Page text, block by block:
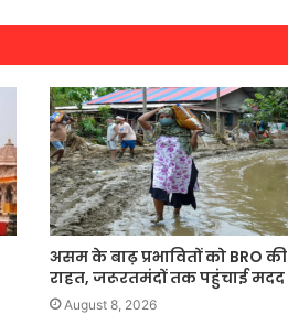
असम के बाढ़ प्रभावितों को BRO की
राहत, जरूरतमंदों तक पहुंचाई मदद
August 8, 2026